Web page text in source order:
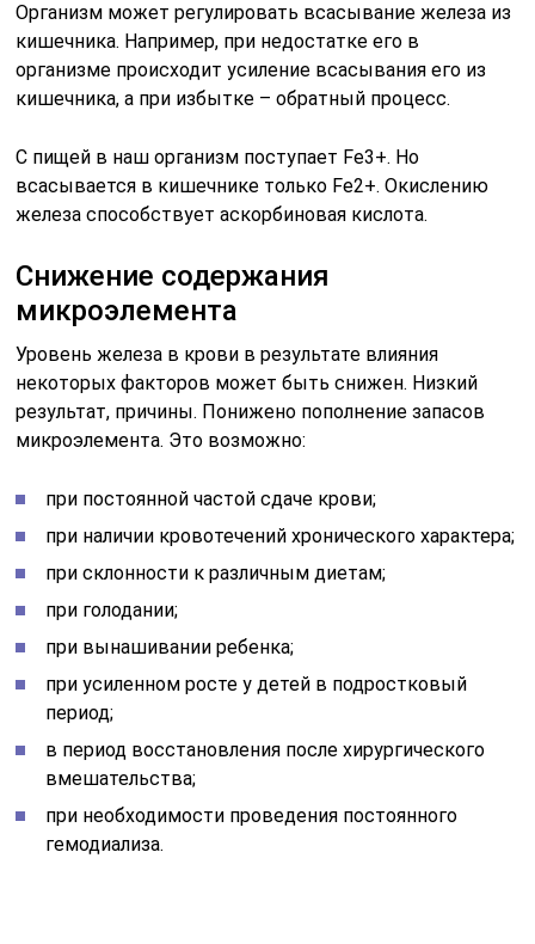
Организм может регулировать всасывание железа из
кишечника. Например, при недостатке его в
организме происходит усиление всасывания его из
кишечника, а при избытке – обратный процесс.
С пищей в наш организм поступает Fe3+. Но
всасывается в кишечнике только Fe2+. Окислению
железа способствует аскорбиновая кислота.
Снижение содержания
микроэлемента
Уровень железа в крови в результате влияния
некоторых факторов может быть снижен. Низкий
результат, причины. Понижено пополнение запасов
микроэлемента. Это возможно:
при постоянной частой сдаче крови;
при наличии кровотечений хронического характера;
при склонности к различным диетам;
при голодании;
при вынашивании ребенка;
при усиленном росте у детей в подростковый
период;
в период восстановления после хирургического
вмешательства;
при необходимости проведения постоянного
гемодиализа.